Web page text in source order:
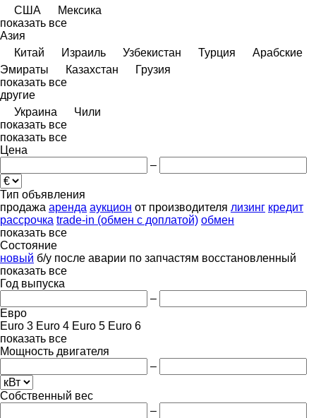
США
Мексика
показать все
Азия
Китай
Израиль Узбекистан Турция
Арабские
Эмираты
Казахстан
Грузия
показать все
другие
Украина
Чили
показать все
показать все
Цена
–
Тип объявления
продажа аренда аукцион от производителя лизинг кредит
рассрочка trade-in (обмен с доплатой) обмен
показать все
Состояние
новый б/у после аварии по запчастям восстановленный
показать все
Год выпуска
–
Евро
Euro 3 Euro 4 Euro 5 Euro 6
показать все
Мощность двигателя
–
Собственный вес
–